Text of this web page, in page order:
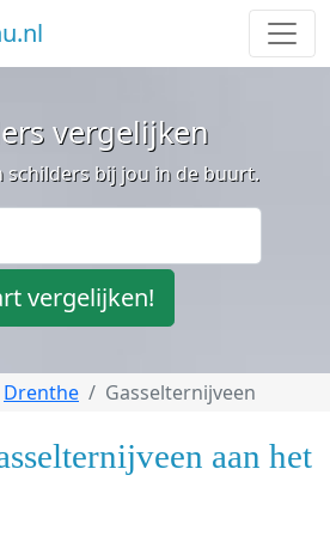
vergelijken
schilders bij jou in de buurt.
vergelijken!
Drenthe Gasselternijveen
aan het